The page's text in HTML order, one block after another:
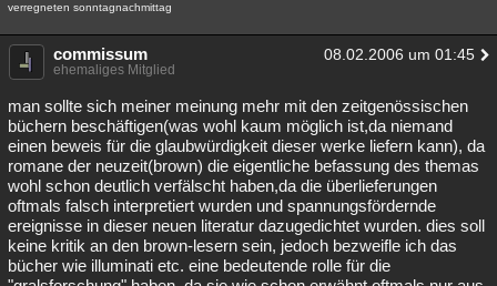
verregneten sonntagnachmittag
commissum 08.02.2006 um 01:45
ehemaliges Mitglied
man sollte sich meiner meinung mehr mit den zeitgenössischen
büchern beschäftigen(was wohl kaum möglich ist,da niemand
einen beweis für die glaubwürdigkeit dieser werke liefern kann), da
romane der neuzeit(brown) die eigentliche befassung des themas
wohl schon deutlich verfälscht haben,da die überlieferungen
oftmals falsch interpretiert wurden und spannungsfördernde
ereignisse in dieser neuen literatur dazugedichtet wurden. dies soll
keine kritik an den brown-lesern sein, jedoch bezweifle ich das
bücher wie illuminati etc. eine bedeutende rolle für die